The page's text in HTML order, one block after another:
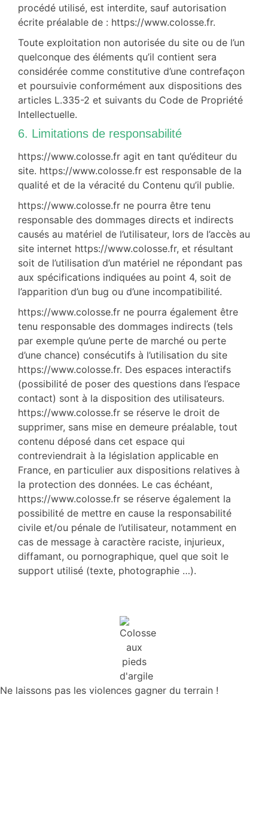
procédé utilisé, est interdite, sauf autorisation
écrite préalable de : https://www.colosse.fr.
Toute exploitation non autorisée du site ou de l’un
quelconque des éléments qu’il contient sera
considérée comme constitutive d’une contrefaçon
et poursuivie conformément aux dispositions des
articles L.335-2 et suivants du Code de Propriété
Intellectuelle.
6. Limitations de responsabilité
https://www.colosse.fr agit en tant qu’éditeur du
site. https://www.colosse.fr est responsable de la
qualité et de la véracité du Contenu qu’il publie.
https://www.colosse.fr ne pourra être tenu
responsable des dommages directs et indirects
causés au matériel de l’utilisateur, lors de l’accès au
site internet https://www.colosse.fr, et résultant
soit de l’utilisation d’un matériel ne répondant pas
aux spécifications indiquées au point 4, soit de
l’apparition d’un bug ou d’une incompatibilité.
https://www.colosse.fr ne pourra également être
tenu responsable des dommages indirects (tels
par exemple qu’une perte de marché ou perte
d’une chance) consécutifs à l’utilisation du site
https://www.colosse.fr. Des espaces interactifs
(possibilité de poser des questions dans l’espace
contact) sont à la disposition des utilisateurs.
https://www.colosse.fr se réserve le droit de
supprimer, sans mise en demeure préalable, tout
contenu déposé dans cet espace qui
contreviendrait à la législation applicable en
France, en particulier aux dispositions relatives à
la protection des données. Le cas échéant,
https://www.colosse.fr se réserve également la
possibilité de mettre en cause la responsabilité
civile et/ou pénale de l’utilisateur, notamment en
cas de message à caractère raciste, injurieux,
diffamant, ou pornographique, quel que soit le
support utilisé (texte, photographie …).
Ne laissons pas les violences gagner du terrain !